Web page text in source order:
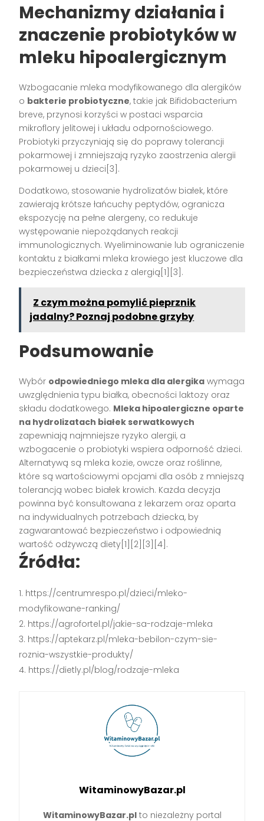
Mechanizmy działania i
znaczenie probiotyków w
mleku hipoalergicznym
Wzbogacanie mleka modyfikowanego dla alergików
o bakterie probiotyczne, takie jak Bifidobacterium
breve, przynosi korzyści w postaci wsparcia
mikroflory jelitowej i układu odpornościowego.
Probiotyki przyczyniają się do poprawy tolerancji
pokarmowej i zmniejszają ryzyko zaostrzenia alergii
pokarmowej u dzieci[3].
Dodatkowo, stosowanie hydrolizatów białek, które
zawierają krótsze łańcuchy peptydów, ogranicza
ekspozycję na pełne alergeny, co redukuje
występowanie niepożądanych reakcji
immunologicznych. Wyeliminowanie lub ograniczenie
kontaktu z białkami mleka krowiego jest kluczowe dla
bezpieczeństwa dziecka z alergią[1][3].
Z czym można pomylić pieprznik
jadalny? Poznaj podobne grzyby
Podsumowanie
Wybór odpowiedniego mleka dla alergika wymaga
uwzględnienia typu białka, obecności laktozy oraz
składu dodatkowego. Mleka hipoalergiczne oparte
na hydrolizatach białek serwatkowych
zapewniają najmniejsze ryzyko alergii, a
wzbogacenie o probiotyki wspiera odporność dzieci.
Alternatywą są mleka kozie, owcze oraz roślinne,
które są wartościowymi opcjami dla osób z mniejszą
tolerancją wobec białek krowich. Każda decyzja
powinna być konsultowana z lekarzem oraz oparta
na indywidualnych potrzebach dziecka, by
zagwarantować bezpieczeństwo i odpowiednią
wartość odżywczą diety[1][2][3][4].
Źródła:
https://centrumrespo.pl/dzieci/mleko-
modyfikowane-ranking/
https://agrofortel.pl/jakie-sa-rodzaje-mleka
https://aptekarz.pl/mleka-bebilon-czym-sie-
roznia-wszystkie-produkty/
https://dietly.pl/blog/rodzaje-mleka
WitaminowyBazar.pl
WitaminowyBazar.plto niezależny portal